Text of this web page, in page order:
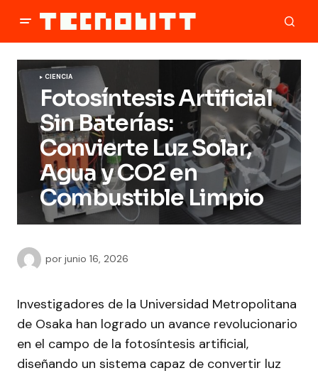
CIENCIA
Fotosíntesis Artificial
Sin Baterías:
Convierte Luz Solar,
Agua y CO2 en
Combustible Limpio
por junio 16, 2026
Investigadores de la Universidad Metropolitana
de Osaka han logrado un avance revolucionario
en el campo de la fotosíntesis artificial,
diseñando un sistema capaz de convertir luz